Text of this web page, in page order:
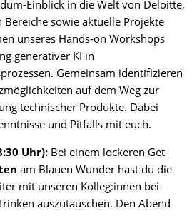
Einblick in die Welt von Deloitte,
Bereiche sowie aktuelle Projekte
unseres Hands-on Workshops
generativer KI in
Gemeinsam identifizieren
auf dem Weg zur
technischer Produkte. Dabei
und Pitfalls mit euch.
Uhr): Bei einem lockeren Get-
am Blauen Wunder hast du die
mit unseren Kolleg:innen bei
auszutauschen. Den Abend